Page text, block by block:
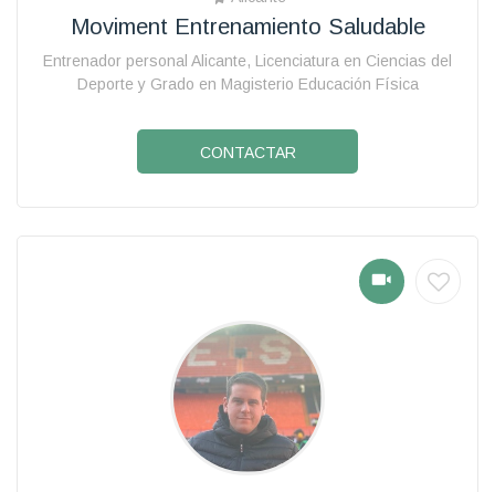
Moviment Entrenamiento Saludable
Entrenador personal Alicante, Licenciatura en Ciencias del
Deporte y Grado en Magisterio Educación Física
CONTACTAR